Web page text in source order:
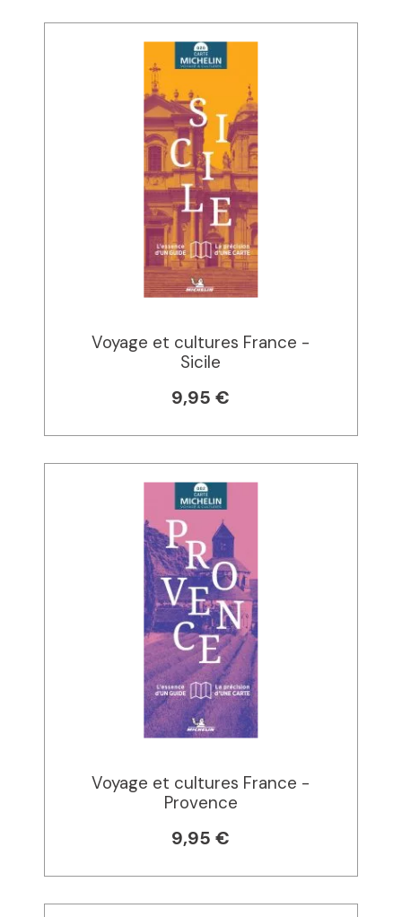
Voyage et cultures France -
Sicile
9,95 €
Voyage et cultures France -
Provence
9,95 €